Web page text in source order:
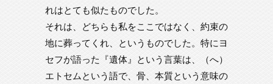
れはとても似たものでした。
それは、どちらも私をここではなく、約束の
地に葬ってくれ、というものでした。特にヨ
セフが語った『遺体』という言葉は、（へ）
エトセムという語で、骨、本質という意味の